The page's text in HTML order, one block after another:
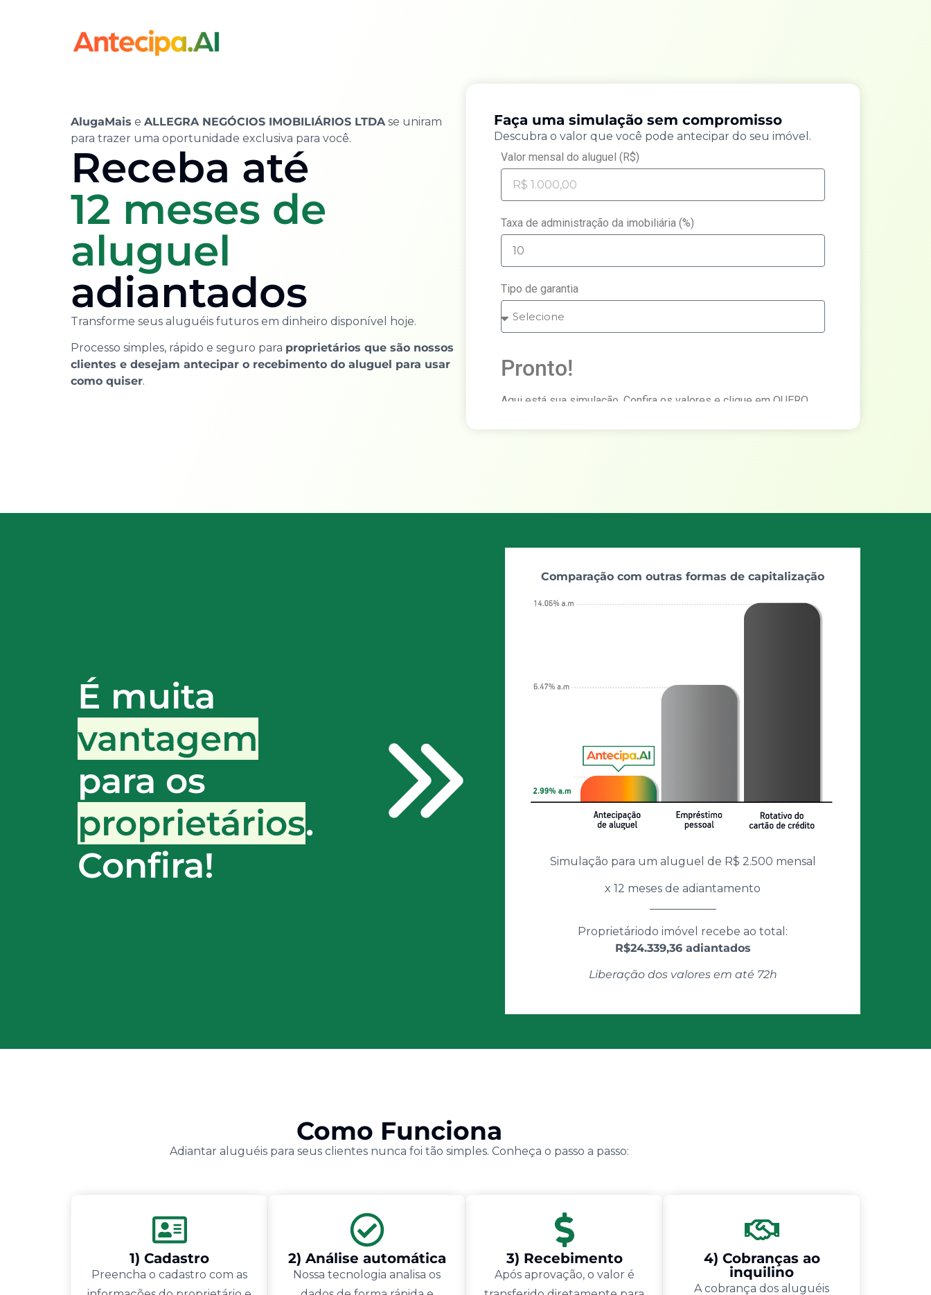
AlugaMais e ALLEGRA NEGÓCIOS IMOBILIÁRIOS LTDA se uniram
para trazer uma oportunidade exclusiva para você.
Receba até
12 meses de
aluguel
adiantados
Transforme seus aluguéis futuros em dinheiro disponível hoje.
Processo simples, rápido e seguro para proprietários que são nossos
clientes e desejam antecipar o recebimento do aluguel para usar
como quiser.
Faça uma simulação sem compromisso
Descubra o valor que você pode antecipar do seu imóvel.
Valor mensal do aluguel (R$)
Taxa de administração da imobiliária (%)
Tipo de garantia
Pronto!
Aqui está sua simulação. Confira os valores e clique em QUERO
É muita
vantagem
para os
proprietários.
Confira!
Comparação com outras formas de capitalização
Simulação para um aluguel de R$ 2.500 mensal
x 12 meses de adiantamento
Proprietáriodo imóvel recebe ao total:
R$24.339,36 adiantados
Liberação dos valores em até 72h
Como Funciona
Adiantar aluguéis para seus clientes nunca foi tão simples. Conheça o passo a passo:
1) Cadastro
Preencha o cadastro com as
2) Análise automática
Nossa tecnologia analisa os
3) Recebimento
Após aprovação, o valor é
4) Cobranças ao
inquilino
A cobrança dos aluguéis